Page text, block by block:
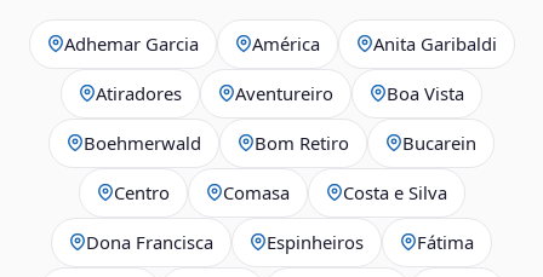
Adhemar Garcia América Anita Garibaldi
Atiradores Aventureiro Boa Vista
Boehmerwald Bom Retiro Bucarein
Centro Comasa Costa e Silva
Dona Francisca Espinheiros Fátima